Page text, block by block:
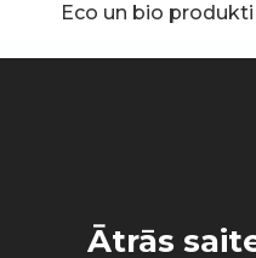
Eco un bio produkti
Ātrās